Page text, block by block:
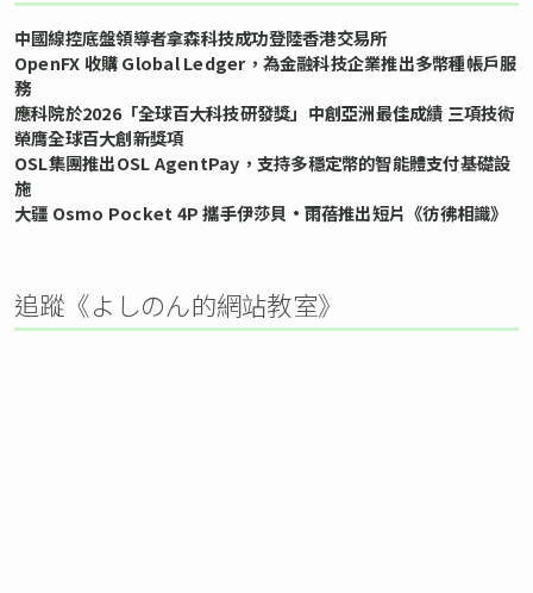
中國線控底盤領導者拿森科技成功登陸香港交易所
OpenFX 收購 Global Ledger，為金融科技企業推出多幣種帳戶服
務
應科院於2026「全球百大科技研發獎」中創亞洲最佳成績 三項技術
榮膺全球百大創新獎項
OSL集團推出OSL AgentPay，支持多穩定幣的智能體支付基礎設
施
大疆 Osmo Pocket 4P 攜手伊莎貝•雨蓓推出短片《彷彿相識》
追蹤《よしのん的網站教室》